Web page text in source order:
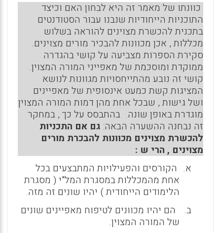
כוונתו של מאמר זה היא לבחון האם וכיצד
התוכניות הייחודיות שנבנו עבור הסטודנטים
בתכנית להכשרת מצוינים להוראה בשלוש
מכללות , אכן מכוונות להבכיר מורים מצוינים.
סקירת הספרות מצביעה על קושי בהגדרה
ממוקדת ומוסכמת של מאפייני המורה המצוין.
קושי זה נובע מהתייחסויות מגוונות לנושא
המציגות קשת כמעט אינסופית של מאפיינים
ושל גישות , שבכל אחת מהן דמות המורה המצוין
מוגדרת באופן שונה. בהתבסס על כך , במחקר
זה נבחנה ההשערה הבאה: גם אם התכניות
להכשרת מצוינים מכוונות להבכרת מורים
מצוינים , הרי ש :
א. הקורסים והפעילויות המתבצעים בכל
אחת מהמכללות במסגרת המל"י ( מסגרת
הלימודים הייחודית ) יהיו שונים זה מזה.
ב.
הם יהיו מכוונים לטיפוח מאפיינים שונים
של המורה המצוין.